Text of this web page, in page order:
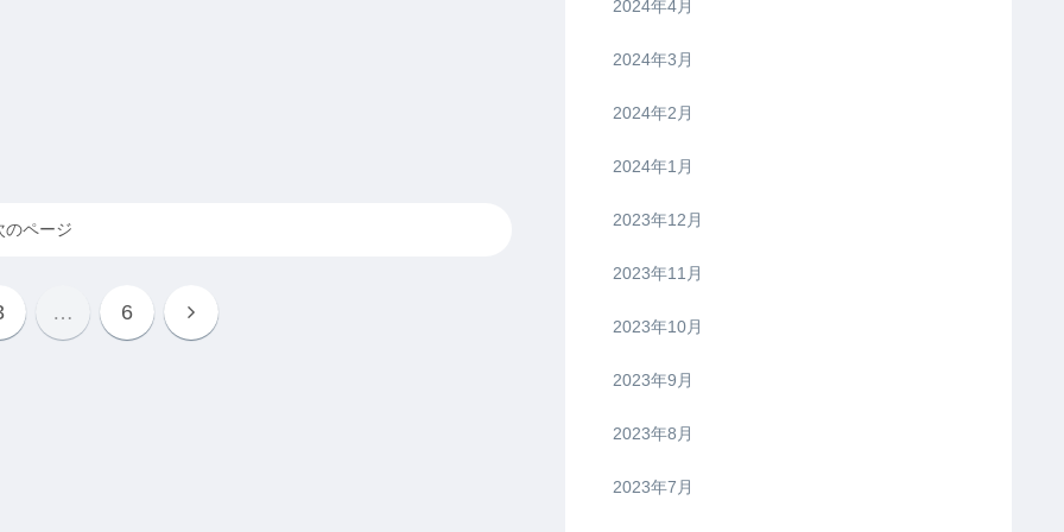
のページ
… 6
2024年4月
2024年3月
2024年2月
2024年1月
2023年12月
2023年11月
2023年10月
2023年9月
2023年8月
2023年7月